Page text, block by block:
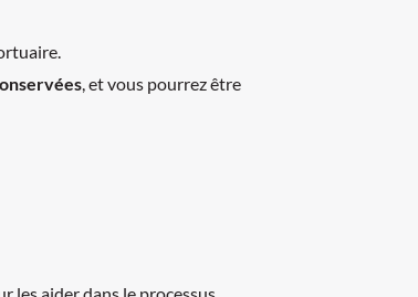
, et vous pourrez être